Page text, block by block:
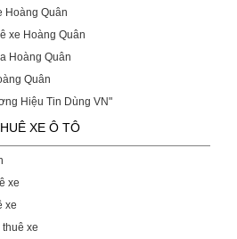
Hoàng Quân
xe Hoàng Quân
Hoàng Quân
Quân
Hiệu Tin Dùng VN"
XE Ô TÔ
xe
xe
xe